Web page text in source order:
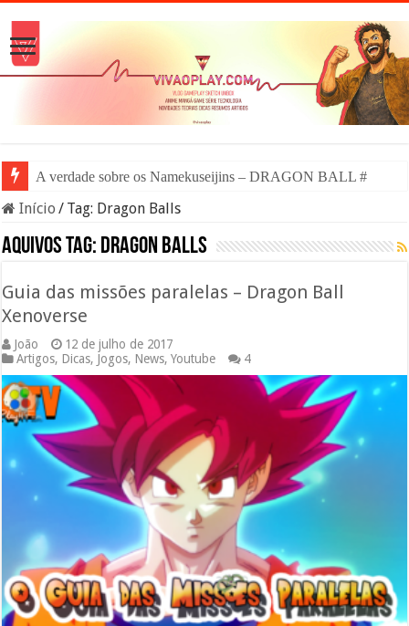
A verdade sobre os Namekuseijins – DRAGON BALL #News
Início / Tag: Dragon Balls
Aquivos tag: Dragon Balls
Guia das missões paralelas – Dragon Ball
Xenoverse
João
12 de julho de 2017
Artigos, Dicas, Jogos, News,Youtube 4